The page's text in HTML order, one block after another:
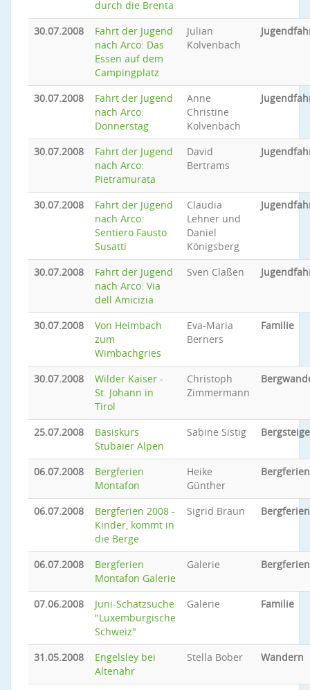
durch die Brenta
30.07.2008
Fahrt der Jugend
nach Arco: Das
Essen auf dem
Campingplatz
Julian
Kolvenbach
30.07.2008
Fahrt der Jugend
nach Arco:
Donnerstag
Anne
Christine
Kolvenbach
30.07.2008
Fahrt der Jugend
nach Arco:
Pietramurata
David
Bertrams
30.07.2008
Fahrt der Jugend
nach Arco:
Sentiero Fausto
Susatti
Claudia
Lehner und
Daniel
Königsberg
30.07.2008
Fahrt der Jugend
nach Arco: Via
dell Amicizia
Sven Claßen
30.07.2008
Von Heimbach
zum
Wimbachgries
Eva-Maria
Berners
Familie
30.07.2008
Wilder Kaiser -
St. Johann in
Tirol
Christoph
Zimmermann
25.07.2008
Basiskurs
Stubaier Alpen
Sabine Sistig
06.07.2008
Bergferien
Montafon
Heike
Günther
Bergferien
06.07.2008
Bergferien 2008 -
Kinder, kommt in
die Berge
Sigrid Braun Bergferien
06.07.2008
Bergferien
Montafon Galerie
Galerie Bergferien
07.06.2008
Juni-Schatzsuche
"Luxemburgische
Schweiz"
Galerie Familie
31.05.2008
Engelsley bei
Altenahr
Stella Bober Wandern